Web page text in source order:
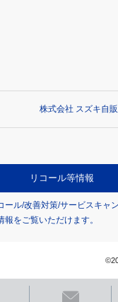
株式会社 スズキ自
リコール等情報
ール/改善対策/サービスキャ
報をご覧いただけます。